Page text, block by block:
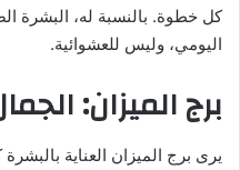
كل خطوة. بالنسبة له، البشرة
اليومي، وليس للعشوائية.
برج الميزان:
يرى برج الميزان العناية